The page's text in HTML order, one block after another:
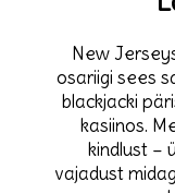
New
osariigi sees
blackjacki
kasiinos.
kindlust –
vajadust